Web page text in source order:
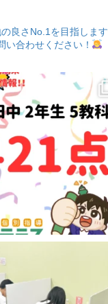
良さNo.1を目指します
合わせください！